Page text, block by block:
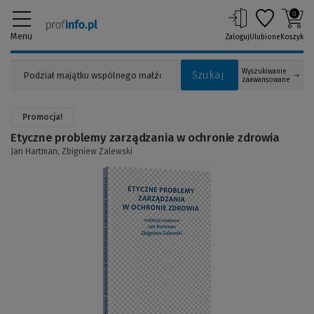
Menu
Szukaj
Wyszukiwanie
zaawansowane
ZalogujUlubione
0
Koszyk
Promocja!
Etyczne problemy zarządzania w ochronie zdrowia
Jan Hartman, Zbigniew Zalewski